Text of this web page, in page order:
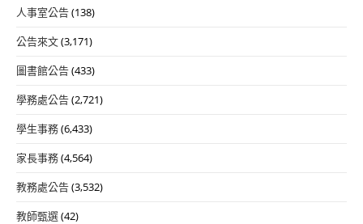
人事室公告(138)
公告來文(3,171)
圖書館公告(433)
學務處公告(2,721)
學生事務(6,433)
家長事務(4,564)
教務處公告(3,532)
教師甄選(42)